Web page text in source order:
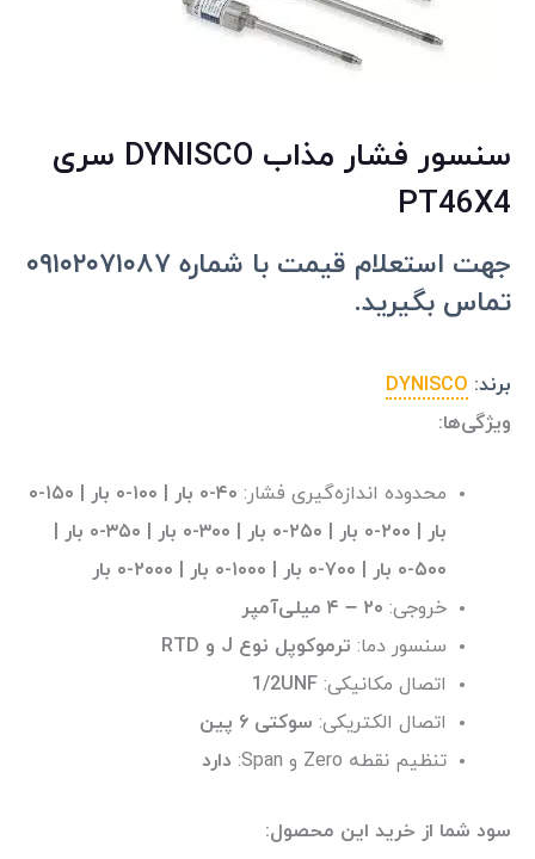
سنسور فشار مذاب DYNISCO سری
PT46X4
جهت استعلام قیمت با شماره ۰۹۱۰۲۰۷۱۰۸۷
تماس بگیرید.
برند: DYNISCO
ویژگی‌ها:
محدوده اندازه‌گیری فشار:
۴۰-۰ بار | ۱۰۰-۰ بار | ۱۵۰-۰
بار | ۲۰۰-۰ بار | ۲۵۰-۰ بار | ۳۰۰-۰ بار | ۳۵۰-۰ بار |
۵۰۰-۰ بار | ۷۰۰-۰ بار | ۱۰۰۰-۰ بار | ۲۰۰۰-۰ بار
خروجی: ۲۰ – ۴ میلی‌آمپر
سنسور دما: ترموکوپل نوع J و RTD
اتصال مکانیکی:‌ 1/2UNF
اتصال الکتریکی: سوکتی ۶ پین
تنظیم نقطه Zero و Span:
دارد
سود شما از خرید این محصول: